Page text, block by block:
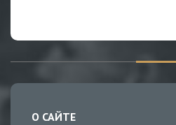
О САЙТЕ